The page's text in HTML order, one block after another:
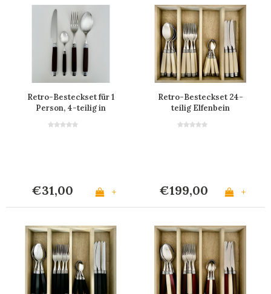
Retro-Besteckset für 1
Person, 4-teilig in
€31,00 +
Retro-Besteckset 24-
teilig Elfenbein
€199,00 +